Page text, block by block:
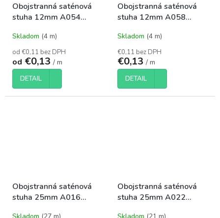
Obojstranná saténová
stuha 12mm A054
Skladom (4 m)
od €0,11 bez DPH
od €0,13 / m
DETAIL
Obojstranná saténová
stuha 12mm A058
Skladom (4 m)
€0,11 bez DPH
€0,13 / m
DETAIL
Obojstranná saténová
stuha 25mm A016
Obojstranná saténová
stuha 25mm A022